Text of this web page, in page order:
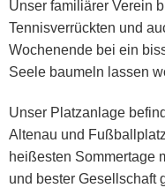
Unser familiärer Verein
Tennisverrückten und
Wochenende bei ein
Seele baumeln lassen
Unser Platzanlage
Altenau und
heißesten Sommertage
und bester Gesellschaft